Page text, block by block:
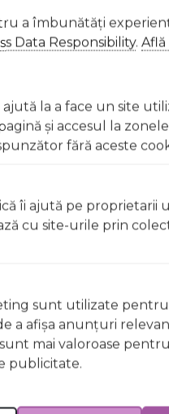
imediat cu apă din
lacul pe unghii
consultați imediat
imediat cu apă din
lacul pe unghii
consultați imediat
pentru care informațiile
prealabil. În cazul apariției
Melting Memories Wild & Mild
a îmbunătăți
Data Responsibility.
la a face un site
şi accesul la
fără aceste
îi ajută pe proprietarii
cu site-urile prin
sunt utilizate
a afişa anunţuri
mai valoroase
publicitate.